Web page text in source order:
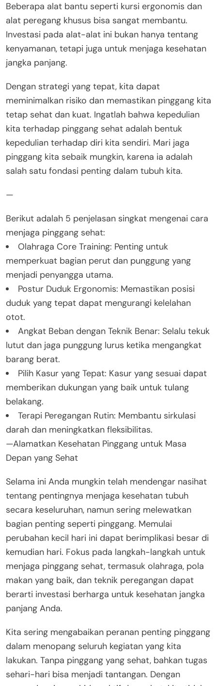
Beberapa alat bantu seperti kursi ergonomis dan
alat peregang khusus bisa sangat membantu.
Investasi pada alat-alat ini bukan hanya tentang
kenyamanan, tetapi juga untuk menjaga kesehatan
jangka panjang.
Dengan strategi yang tepat, kita dapat
meminimalkan risiko dan memastikan pinggang kita
tetap sehat dan kuat. Ingatlah bahwa kepedulian
kita terhadap pinggang sehat adalah bentuk
kepedulian terhadap diri kita sendiri. Mari jaga
pinggang kita sebaik mungkin, karena ia adalah
salah satu fondasi penting dalam tubuh kita.
—
Berikut adalah 5 penjelasan singkat mengenai cara
menjaga pinggang sehat:
Olahraga Core Training: Penting untuk
memperkuat bagian perut dan punggung yang
menjadi penyangga utama.
Postur Duduk Ergonomis: Memastikan posisi
duduk yang tepat dapat mengurangi kelelahan
otot.
Angkat Beban dengan Teknik Benar: Selalu tekuk
lutut dan jaga punggung lurus ketika mengangkat
barang berat.
Pilih Kasur yang Tepat: Kasur yang sesuai dapat
memberikan dukungan yang baik untuk tulang
belakang.
Terapi Peregangan Rutin: Membantu sirkulasi
darah dan meningkatkan fleksibilitas.
—Alamatkan Kesehatan Pinggang untuk Masa
Depan yang Sehat
Selama ini Anda mungkin telah mendengar nasihat
tentang pentingnya menjaga kesehatan tubuh
secara keseluruhan, namun sering melewatkan
bagian penting seperti pinggang. Memulai
perubahan kecil hari ini dapat berimplikasi besar di
kemudian hari. Fokus pada langkah-langkah untuk
menjaga pinggang sehat, termasuk olahraga, pola
makan yang baik, dan teknik peregangan dapat
berarti investasi berharga untuk kesehatan jangka
panjang Anda.
Kita sering mengabaikan peranan penting pinggang
dalam menopang seluruh kegiatan yang kita
lakukan. Tanpa pinggang yang sehat, bahkan tugas
sehari-hari bisa menjadi tantangan. Dengan